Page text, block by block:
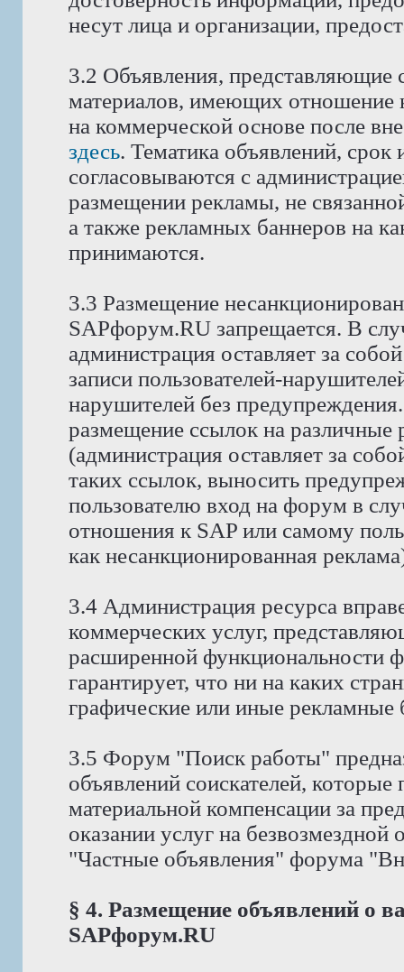
несут лица и организации,
3.2 Объявления, представляющие
материалов, имеющих отношение
на коммерческой основе после
здесь. Тематика объявлений,
согласовываются с
размещении рекламы, не
а также рекламных баннеров на
принимаются.
3.3 Размещение
SAPфорум.RU запрещается. В
администрация оставляет за
записи пользователей-
нарушителей без
размещение ссылок на различные
(администрация оставляет за
таких ссылок, выносить
пользователю вход на форум в
отношения к SAP или самому
как несанкционированная
3.4 Администрация ресурса
коммерческих услуг,
расширенной функциональности
гарантирует, что ни на каких
графические или иные рекламные
3.5 Форум "Поиск работы"
объявлений соискателей,
материальной компенсации за
оказании услуг на
"Частные объявления" форума
§ 4. Размещение объявлений о
SAPфорум.RU